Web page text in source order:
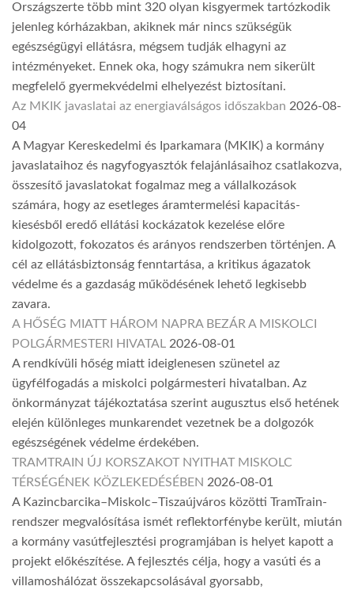
Országszerte több mint 320 olyan kisgyermek tartózkodik
jelenleg kórházakban, akiknek már nincs szükségük
egészségügyi ellátásra, mégsem tudják elhagyni az
intézményeket. Ennek oka, hogy számukra nem sikerült
megfelelő gyermekvédelmi elhelyezést biztosítani.
Az MKIK javaslatai az energiaválságos időszakban 2026-08-
04
A Magyar Kereskedelmi és Iparkamara (MKIK) a kormány
javaslataihoz és nagyfogyasztók felajánlásaihoz csatlakozva,
összesítő javaslatokat fogalmaz meg a vállalkozások
számára, hogy az esetleges áramtermelési kapacitás-
kiesésből eredő ellátási kockázatok kezelése előre
kidolgozott, fokozatos és arányos rendszerben történjen. A
cél az ellátásbiztonság fenntartása, a kritikus ágazatok
védelme és a gazdaság működésének lehető legkisebb
zavara.
A HŐSÉG MIATT HÁROM NAPRA BEZÁR A MISKOLCI
POLGÁRMESTERI HIVATAL 2026-08-01
A rendkívüli hőség miatt ideiglenesen szünetel az
ügyfélfogadás a miskolci polgármesteri hivatalban. Az
önkormányzat tájékoztatása szerint augusztus első hetének
elején különleges munkarendet vezetnek be a dolgozók
egészségének védelme érdekében.
TRAMTRAIN ÚJ KORSZAKOT NYITHAT MISKOLC
TÉRSÉGÉNEK KÖZLEKEDÉSÉBEN 2026-08-01
A Kazincbarcika–Miskolc–Tiszaújváros közötti TramTrain-
rendszer megvalósítása ismét reflektorfénybe került, miután
a kormány vasútfejlesztési programjában is helyet kapott a
projekt előkészítése. A fejlesztés célja, hogy a vasúti és a
villamoshálózat összekapcsolásával gyorsabb,